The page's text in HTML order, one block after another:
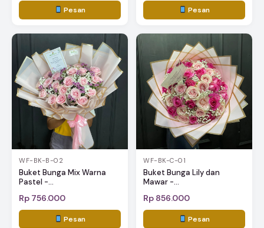
Pesan Pesan
WF-BK-B-02
Buket Bunga Mix Warna
Pastel -...
Rp 756.000
Pesan
WF-BK-C-01
Buket Bunga Lily dan
Mawar -...
Rp 856.000
Pesan